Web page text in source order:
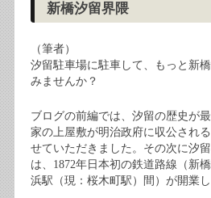
新橋汐留界隈
（筆者）
汐留駐車場に駐車して、もっと新
みませんか？
ブログの前編では、汐留の歴史が
家の上屋敷が明治政府に収公され
せていただきました。その次に汐
は、1872年日本初の鉄道路線（新
浜駅（現：桜木町駅）間）が開業し